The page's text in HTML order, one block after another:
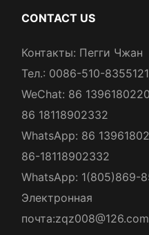
CONTACT US
Контакты: Пегги Чжан
Тел.: 0086-510-
WeChat: 86
86 18118902332
WhatsApp: 86
86-18118902332
WhatsApp: 1(805)869-
Электронная
почта:zqz008@126.com